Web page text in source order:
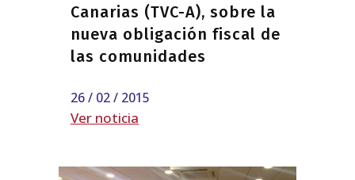
Canarias (TVC-A), sobre la
nueva obligación fiscal de
las comunidades
26 / 02 / 2015
Ver noticia